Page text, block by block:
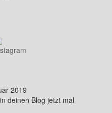
2019
deinen Blog jetzt mal